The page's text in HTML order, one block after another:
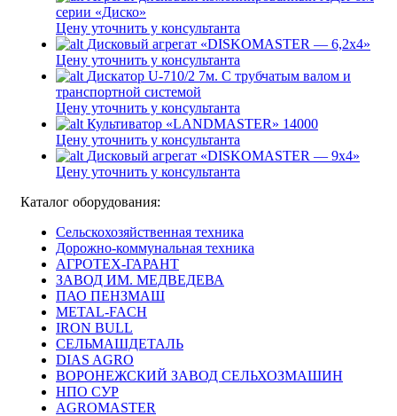
серии «Диско»
Цену уточнить у консультанта
Дисковый агрегат «DISKOMASTER — 6,2х4»
Цену уточнить у консультанта
Дискатор U-710/2 7м. С трубчатым валом и
транспортной системой
Цену уточнить у консультанта
Культиватор «LANDMASTER» 14000
Цену уточнить у консультанта
Дисковый агрегат «DISKOMASTER — 9х4»
Цену уточнить у консультанта
Каталог оборудования:
Сельскохозяйственная техника
Дорожно-коммунальная техника
АГРОТЕХ-ГАРАНТ
ЗАВОД ИМ. МЕДВЕДЕВА
ПАО ПЕНЗМАШ
METAL-FACH
IRON BULL
СЕЛЬМАШДЕТАЛЬ
DIAS AGRO
ВОРОНЕЖСКИЙ ЗАВОД СЕЛЬХОЗМАШИН
НПО СУР
AGROMASTER